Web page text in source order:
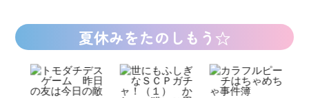
夏休みをたのしもう☆